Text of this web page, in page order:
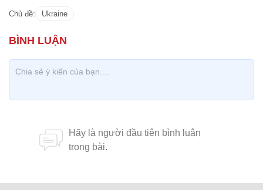
Chủ đề: Ukraine